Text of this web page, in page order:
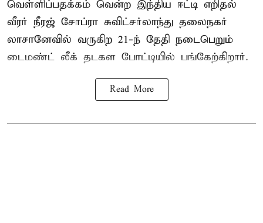
வெள்ளிப்பதக்கம் வென்ற இந்திய ஈட்டி எறிதல்
வீரர் நீரஜ் சோப்ரா சுவிட்சர்லாந்து தலைநகர்
லாசானேவில் வருகிற 21-ந் தேதி நடைபெறும்
டைமண்ட் லீக் தடகள போட்டியில் பங்கேற்கிறார்.
Read More